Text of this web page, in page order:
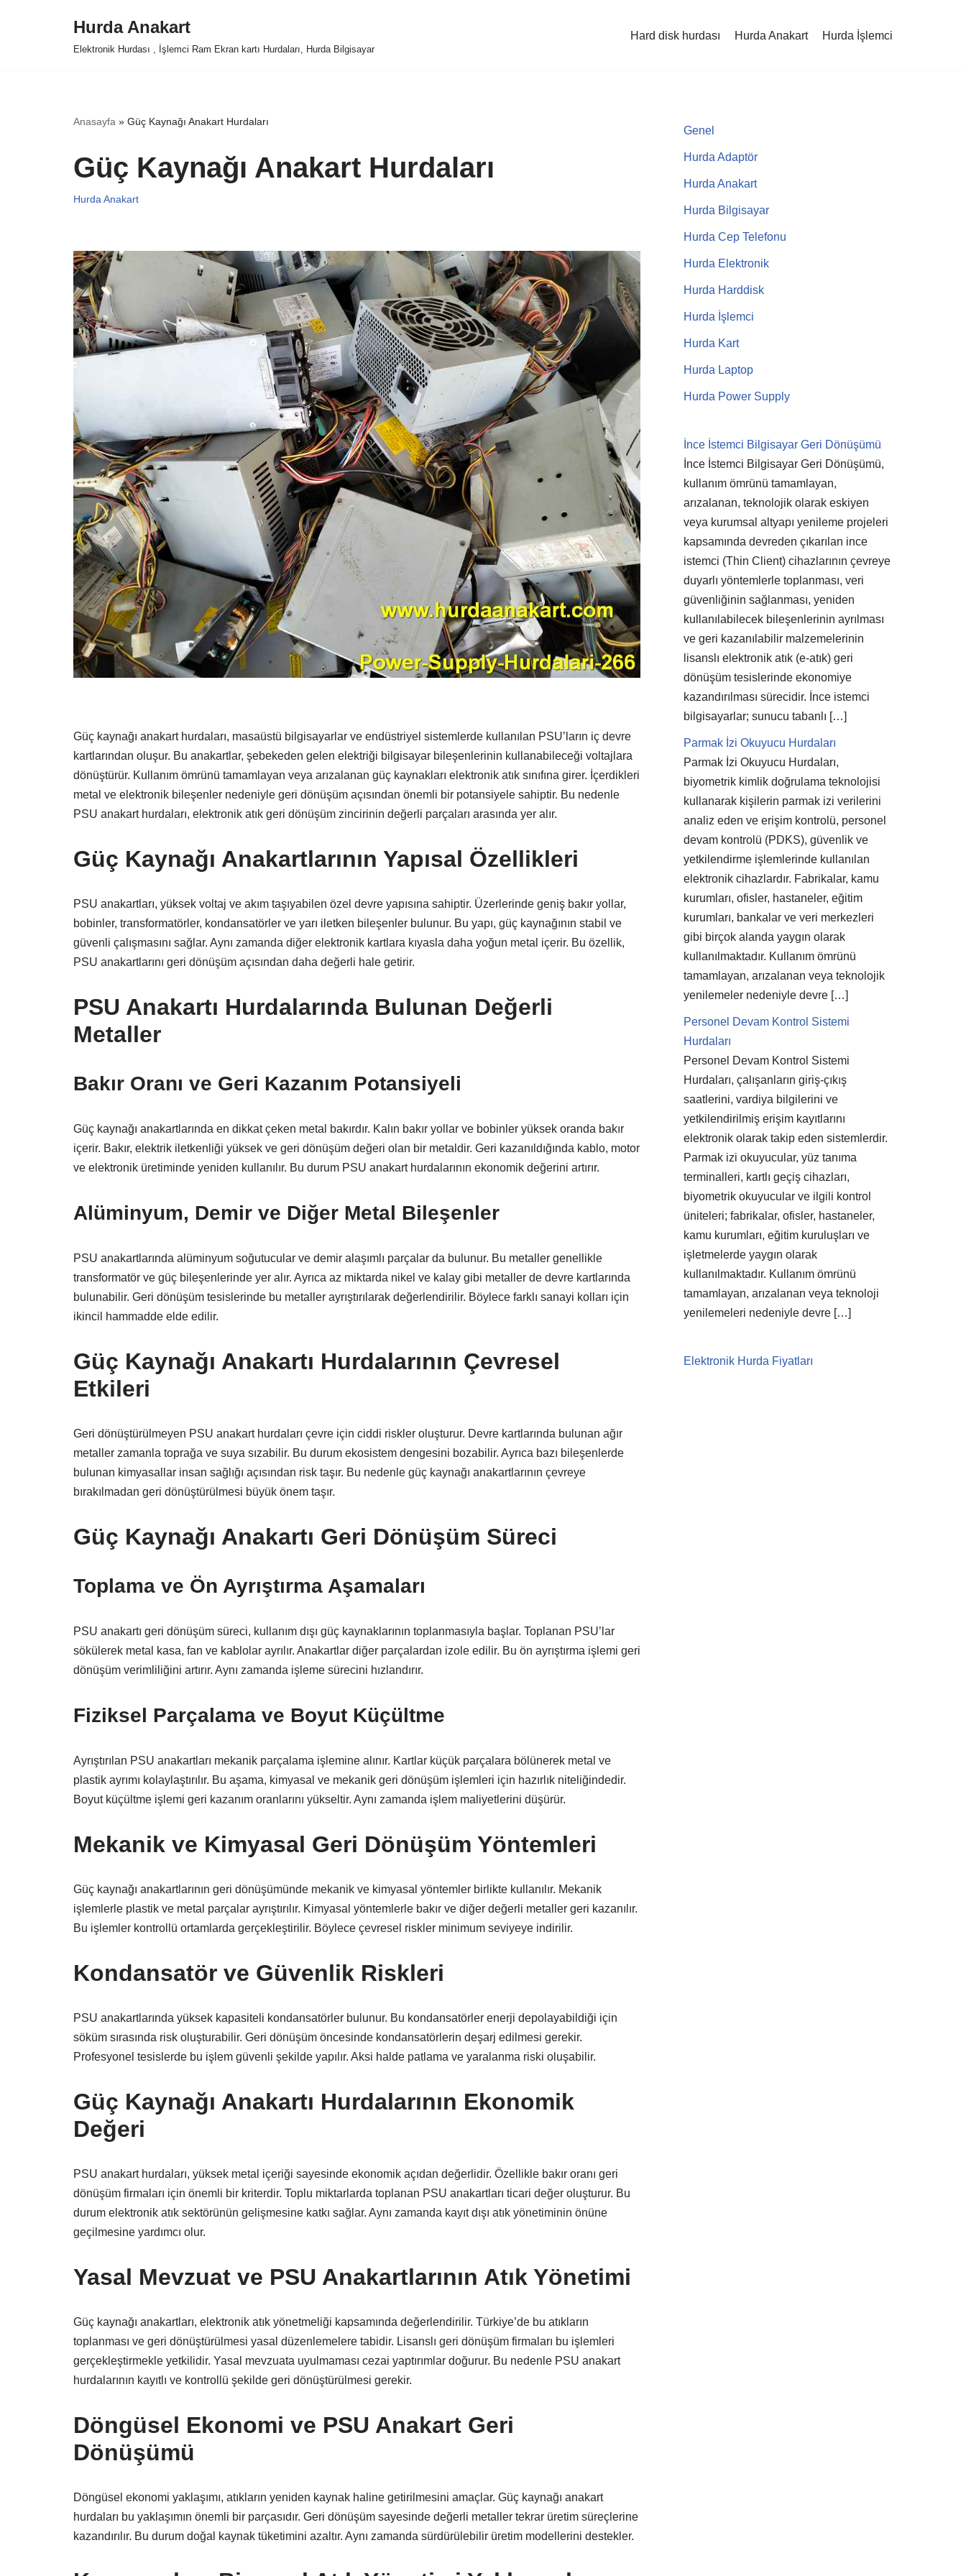
Hurda Anakart
Elektronik Hurdası , İşlemci Ram Ekran kartı Hurdaları, Hurda Bilgisayar
Hard disk hurdası Hurda Anakart Hurda İşlemci
Anasayfa » Güç Kaynağı Anakart Hurdaları
Güç Kaynağı Anakart Hurdaları
Hurda Anakart
Güç kaynağı anakart hurdaları, masaüstü bilgisayarlar ve endüstriyel sistemlerde kullanılan PSU’ların iç devre
kartlarından oluşur. Bu anakartlar, şebekeden gelen elektriği bilgisayar bileşenlerinin kullanabileceği voltajlara
dönüştürür. Kullanım ömrünü tamamlayan veya arızalanan güç kaynakları elektronik atık sınıfına girer. İçerdikleri
metal ve elektronik bileşenler nedeniyle geri dönüşüm açısından önemli bir potansiyele sahiptir. Bu nedenle
PSU anakart hurdaları, elektronik atık geri dönüşüm zincirinin değerli parçaları arasında yer alır.
Güç Kaynağı Anakartlarının Yapısal Özellikleri
PSU anakartları, yüksek voltaj ve akım taşıyabilen özel devre yapısına sahiptir. Üzerlerinde geniş bakır yollar,
bobinler, transformatörler, kondansatörler ve yarı iletken bileşenler bulunur. Bu yapı, güç kaynağının stabil ve
güvenli çalışmasını sağlar. Aynı zamanda diğer elektronik kartlara kıyasla daha yoğun metal içerir. Bu özellik,
PSU anakartlarını geri dönüşüm açısından daha değerli hale getirir.
PSU Anakartı Hurdalarında Bulunan Değerli
Metaller
Bakır Oranı ve Geri Kazanım Potansiyeli
Güç kaynağı anakartlarında en dikkat çeken metal bakırdır. Kalın bakır yollar ve bobinler yüksek oranda bakır
içerir. Bakır, elektrik iletkenliği yüksek ve geri dönüşüm değeri olan bir metaldir. Geri kazanıldığında kablo, motor
ve elektronik üretiminde yeniden kullanılır. Bu durum PSU anakart hurdalarının ekonomik değerini artırır.
Alüminyum, Demir ve Diğer Metal Bileşenler
PSU anakartlarında alüminyum soğutucular ve demir alaşımlı parçalar da bulunur. Bu metaller genellikle
transformatör ve güç bileşenlerinde yer alır. Ayrıca az miktarda nikel ve kalay gibi metaller de devre kartlarında
bulunabilir. Geri dönüşüm tesislerinde bu metaller ayrıştırılarak değerlendirilir. Böylece farklı sanayi kolları için
ikincil hammadde elde edilir.
Güç Kaynağı Anakartı Hurdalarının Çevresel
Etkileri
Geri dönüştürülmeyen PSU anakart hurdaları çevre için ciddi riskler oluşturur. Devre kartlarında bulunan ağır
metaller zamanla toprağa ve suya sızabilir. Bu durum ekosistem dengesini bozabilir. Ayrıca bazı bileşenlerde
bulunan kimyasallar insan sağlığı açısından risk taşır. Bu nedenle güç kaynağı anakartlarının çevreye
bırakılmadan geri dönüştürülmesi büyük önem taşır.
Güç Kaynağı Anakartı Geri Dönüşüm Süreci
Toplama ve Ön Ayrıştırma Aşamaları
PSU anakartı geri dönüşüm süreci, kullanım dışı güç kaynaklarının toplanmasıyla başlar. Toplanan PSU’lar
sökülerek metal kasa, fan ve kablolar ayrılır. Anakartlar diğer parçalardan izole edilir. Bu ön ayrıştırma işlemi geri
dönüşüm verimliliğini artırır. Aynı zamanda işleme sürecini hızlandırır.
Fiziksel Parçalama ve Boyut Küçültme
Ayrıştırılan PSU anakartları mekanik parçalama işlemine alınır. Kartlar küçük parçalara bölünerek metal ve
plastik ayrımı kolaylaştırılır. Bu aşama, kimyasal ve mekanik geri dönüşüm işlemleri için hazırlık niteliğindedir.
Boyut küçültme işlemi geri kazanım oranlarını yükseltir. Aynı zamanda işlem maliyetlerini düşürür.
Mekanik ve Kimyasal Geri Dönüşüm Yöntemleri
Güç kaynağı anakartlarının geri dönüşümünde mekanik ve kimyasal yöntemler birlikte kullanılır. Mekanik
işlemlerle plastik ve metal parçalar ayrıştırılır. Kimyasal yöntemlerle bakır ve diğer değerli metaller geri kazanılır.
Bu işlemler kontrollü ortamlarda gerçekleştirilir. Böylece çevresel riskler minimum seviyeye indirilir.
Kondansatör ve Güvenlik Riskleri
PSU anakartlarında yüksek kapasiteli kondansatörler bulunur. Bu kondansatörler enerji depolayabildiği için
söküm sırasında risk oluşturabilir. Geri dönüşüm öncesinde kondansatörlerin deşarj edilmesi gerekir.
Profesyonel tesislerde bu işlem güvenli şekilde yapılır. Aksi halde patlama ve yaralanma riski oluşabilir.
Güç Kaynağı Anakartı Hurdalarının Ekonomik
Değeri
PSU anakart hurdaları, yüksek metal içeriği sayesinde ekonomik açıdan değerlidir. Özellikle bakır oranı geri
dönüşüm firmaları için önemli bir kriterdir. Toplu miktarlarda toplanan PSU anakartları ticari değer oluşturur. Bu
durum elektronik atık sektörünün gelişmesine katkı sağlar. Aynı zamanda kayıt dışı atık yönetiminin önüne
geçilmesine yardımcı olur.
Yasal Mevzuat ve PSU Anakartlarının Atık Yönetimi
Güç kaynağı anakartları, elektronik atık yönetmeliği kapsamında değerlendirilir. Türkiye’de bu atıkların
toplanması ve geri dönüştürülmesi yasal düzenlemelere tabidir. Lisanslı geri dönüşüm firmaları bu işlemleri
gerçekleştirmekle yetkilidir. Yasal mevzuata uyulmaması cezai yaptırımlar doğurur. Bu nedenle PSU anakart
hurdalarının kayıtlı ve kontrollü şekilde geri dönüştürülmesi gerekir.
Döngüsel Ekonomi ve PSU Anakart Geri
Dönüşümü
Döngüsel ekonomi yaklaşımı, atıkların yeniden kaynak haline getirilmesini amaçlar. Güç kaynağı anakart
hurdaları bu yaklaşımın önemli bir parçasıdır. Geri dönüşüm sayesinde değerli metaller tekrar üretim süreçlerine
kazandırılır. Bu durum doğal kaynak tüketimini azaltır. Aynı zamanda sürdürülebilir üretim modellerini destekler.
Genel
Hurda Adaptör
Hurda Anakart
Hurda Bilgisayar
Hurda Cep Telefonu
Hurda Elektronik
Hurda Harddisk
Hurda İşlemci
Hurda Kart
Hurda Laptop
Hurda Power Supply
İnce İstemci Bilgisayar Geri Dönüşümü
İnce İstemci Bilgisayar Geri Dönüşümü,
kullanım ömrünü tamamlayan,
arızalanan, teknolojik olarak eskiyen
veya kurumsal altyapı yenileme projeleri
kapsamında devreden çıkarılan ince
istemci (Thin Client) cihazlarının çevreye
duyarlı yöntemlerle toplanması, veri
güvenliğinin sağlanması, yeniden
kullanılabilecek bileşenlerinin ayrılması
ve geri kazanılabilir malzemelerinin
lisanslı elektronik atık (e-atık) geri
dönüşüm tesislerinde ekonomiye
kazandırılması sürecidir. İnce istemci
bilgisayarlar; sunucu tabanlı […]
Parmak İzi Okuyucu Hurdaları
Parmak İzi Okuyucu Hurdaları,
biyometrik kimlik doğrulama teknolojisi
kullanarak kişilerin parmak izi verilerini
analiz eden ve erişim kontrolü, personel
devam kontrolü (PDKS), güvenlik ve
yetkilendirme işlemlerinde kullanılan
elektronik cihazlardır. Fabrikalar, kamu
kurumları, ofisler, hastaneler, eğitim
kurumları, bankalar ve veri merkezleri
gibi birçok alanda yaygın olarak
kullanılmaktadır. Kullanım ömrünü
tamamlayan, arızalanan veya teknolojik
yenilemeler nedeniyle devre […]
Personel Devam Kontrol Sistemi
Hurdaları
Personel Devam Kontrol Sistemi
Hurdaları, çalışanların giriş-çıkış
saatlerini, vardiya bilgilerini ve
yetkilendirilmiş erişim kayıtlarını
elektronik olarak takip eden sistemlerdir.
Parmak izi okuyucular, yüz tanıma
terminalleri, kartlı geçiş cihazları,
biyometrik okuyucular ve ilgili kontrol
üniteleri; fabrikalar, ofisler, hastaneler,
kamu kurumları, eğitim kuruluşları ve
işletmelerde yaygın olarak
kullanılmaktadır. Kullanım ömrünü
tamamlayan, arızalanan veya teknoloji
yenilemeleri nedeniyle devre […]
Elektronik Hurda Fiyatları